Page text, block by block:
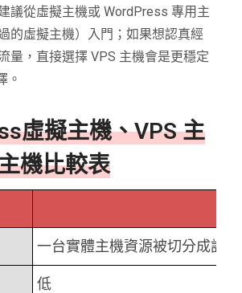
議從虛擬主機或 WordPress 專用主
的虛擬主機）入門；如果想認真經
量，直接選擇 VPS 主機會是更穩定
。
虛擬主機、VPS 主
機比較表
一台實體主機資源被切分成許
低